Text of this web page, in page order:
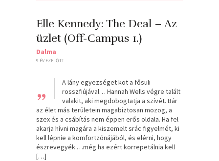
Elle Kennedy: The ​Deal – Az
üzlet (Off-Campus 1.)
Dalma
9 ÉV EZELŐTT
„
A lány egyezséget köt a fősuli
rosszfiújával… Hannah Wells végre talált
valakit, aki megdobogtatja a szívét. Bár
az élet más területein magabiztosan mozog, a
szex és a csábítás nem éppen erős oldala. Ha fel
akarja hívni magára a kiszemelt srác figyelmét, ki
kell lépnie a komfortzónájából, és elérni, hogy
észrevegyék …még ha ezért korrepetálnia kell
[…]